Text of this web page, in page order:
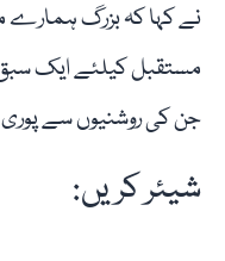
نے کہا کہ بزرگ
مستقبل کیلئے ایک سبق
جن کی روشنیوں سے
شیئر کریں: